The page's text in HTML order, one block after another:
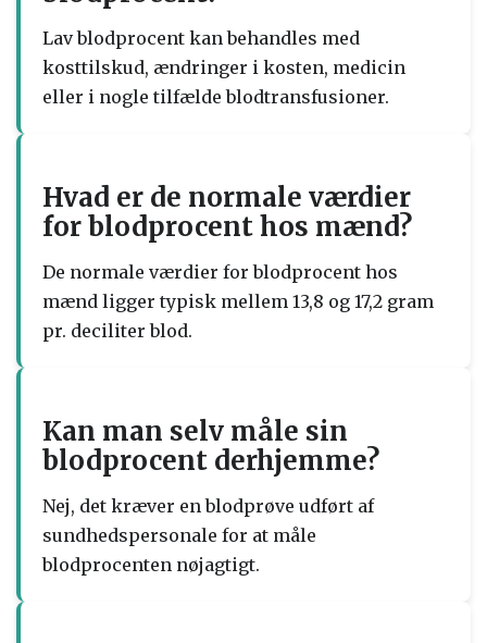
Lav blodprocent kan behandles med
kosttilskud, ændringer i kosten, medicin
eller i nogle tilfælde blodtransfusioner.
Hvad er de normale værdier
for blodprocent hos mænd?
De normale værdier for blodprocent hos
mænd ligger typisk mellem 13,8 og 17,2 gram
pr. deciliter blod.
Kan man selv måle sin
blodprocent derhjemme?
Nej, det kræver en blodprøve udført af
sundhedspersonale for at måle
blodprocenten nøjagtigt.